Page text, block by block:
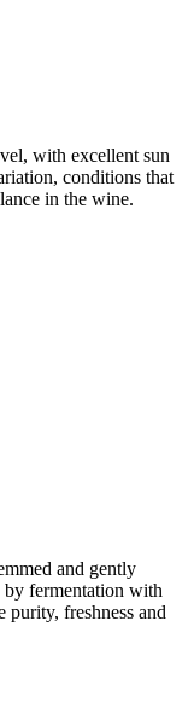
with excellent sun
conditions that
in the wine.
and gently
fermentation with
purity, freshness and